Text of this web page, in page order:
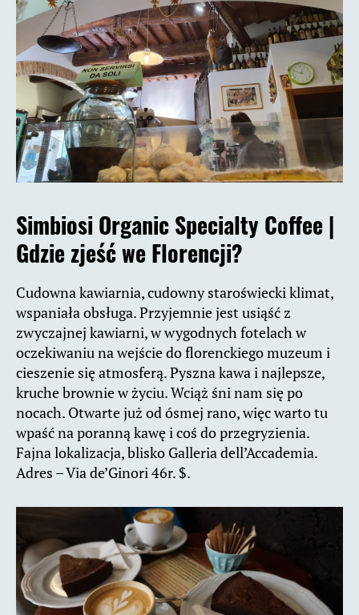
Simbiosi Organic Specialty Coffee |
Gdzie zjeść we Florencji?
Cudowna kawiarnia, cudowny staroświecki klimat,
wspaniała obsługa. Przyjemnie jest usiąść z
zwyczajnej kawiarni, w wygodnych fotelach w
oczekiwaniu na wejście do florenckiego muzeum i
cieszenie się atmosferą. Pyszna kawa i najlepsze,
kruche brownie w życiu. Wciąż śni nam się po
nocach. Otwarte już od ósmej rano, więc warto tu
wpaść na poranną kawę i coś do przegryzienia.
Fajna lokalizacja, blisko Galleria dell’Accademia.
Adres – Via de’Ginori 46r. $.